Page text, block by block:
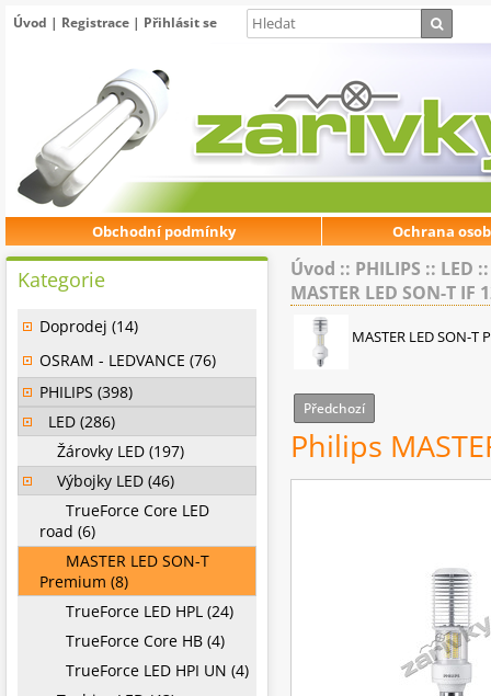
Úvod | Registrace | Přihlásit se
Obchodní podmínky Ochrana
Úvod :: PHILIPS :: LED
MASTER LED SON-T IF
MASTER LED SON-T
Předchozí
Philips
Kategorie
Doprodej (14)
OSRAM - LEDVANCE (76)
PHILIPS (398)
LED (286)
Žárovky LED (197)
Výbojky LED (46)
TrueForce Core LED
road (6)
MASTER LED SON-T
Premium (8)
TrueForce LED HPL (24)
TrueForce Core HB (4)
TrueForce LED HPI UN (4)